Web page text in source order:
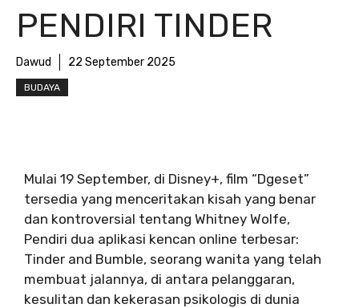
PENDIRI TINDER
Dawud 22 September 2025
BUDAYA
Mulai 19 September, di Disney+, film “Dgeset”
tersedia yang menceritakan kisah yang benar
dan kontroversial tentang Whitney Wolfe,
Pendiri dua aplikasi kencan online terbesar:
Tinder and Bumble, seorang wanita yang telah
membuat jalannya, di antara pelanggaran,
kesulitan dan kekerasan psikologis di dunia